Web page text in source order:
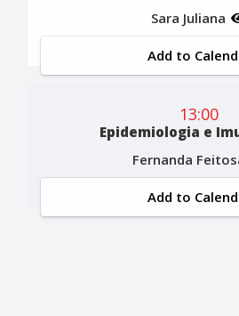
Sara Juliana
Add to
13:00
Epidemiologia e
Fernanda
Add to